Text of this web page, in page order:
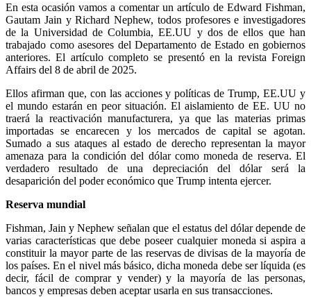
En esta ocasión vamos a comentar un artículo de Edward Fishman,
Gautam Jain y Richard Nephew, todos profesores e investigadores
de la Universidad de Columbia, EE.UU y dos de ellos que han
trabajado como asesores del Departamento de Estado en gobiernos
anteriores. El artículo completo se presentó en la revista Foreign
Affairs del 8 de abril de 2025.
Ellos afirman que, con las acciones y políticas de Trump, EE.UU y
el mundo estarán en peor situación. El aislamiento de EE. UU no
traerá la reactivación manufacturera, ya que las materias primas
importadas se encarecen y los mercados de capital se agotan.
Sumado a sus ataques al estado de derecho representan la mayor
amenaza para la condición del dólar como moneda de reserva. El
verdadero resultado de una depreciación del dólar será la
desaparición del poder económico que Trump intenta ejercer.
Reserva mundial
Fishman, Jain y Nephew señalan que el estatus del dólar depende de
varias características que debe poseer cualquier moneda si aspira a
constituir la mayor parte de las reservas de divisas de la mayoría de
los países. En el nivel más básico, dicha moneda debe ser líquida (es
decir, fácil de comprar y vender) y la mayoría de las personas,
bancos y empresas deben aceptar usarla en sus transacciones.